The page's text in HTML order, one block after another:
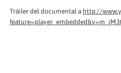
Tràiler del documental a http://